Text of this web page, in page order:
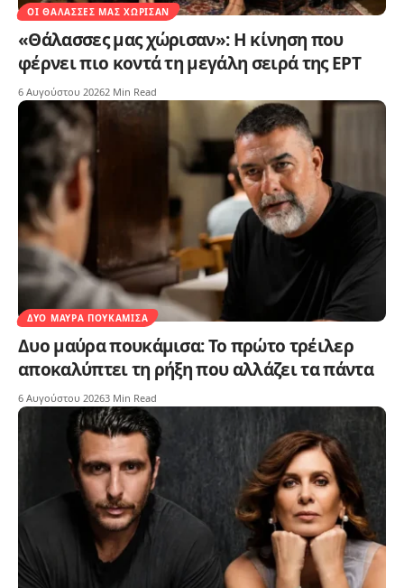
ΟΙ ΘΆΛΑΣΣΕΣ ΜΑΣ ΧΏΡΙΣΑΝ
«Θάλασσες μας χώρισαν»: Η κίνηση που
φέρνει πιο κοντά τη μεγάλη σειρά της ΕΡΤ
6 Αυγούστου 20262 Min Read
ΔΥΟ ΜΑΎΡΑ ΠΟΥΚΆΜΙΣΑ
Δυο μαύρα πουκάμισα: Το πρώτο τρέιλερ
αποκαλύπτει τη ρήξη που αλλάζει τα πάντα
6 Αυγούστου 20263 Min Read